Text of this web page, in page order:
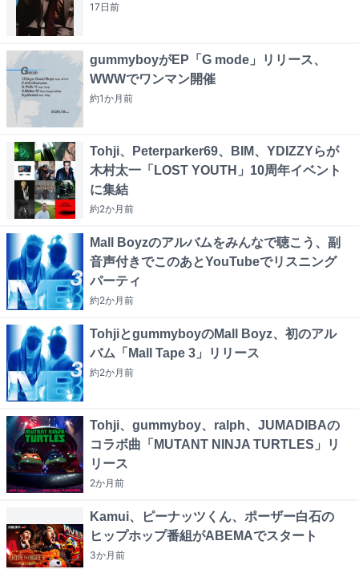
17日前
gummyboyがEP「G mode」リリース、
WWWでワンマン開催
約1か月前
Tohji、Peterparker69、BIM、YDIZZYらが
木村太一「LOST YOUTH」10周年イベント
に集結
約2か月前
Mall Boyzのアルバムをみんなで聴こう、副
音声付きでこのあとYouTubeでリスニング
パーティ
約2か月前
TohjiとgummyboyのMall Boyz、初のアル
バム「Mall Tape 3」リリース
約2か月前
Tohji、gummyboy、ralph、JUMADIBAの
コラボ曲「MUTANT NINJA TURTLES」リ
リース
2か月前
Kamui、ピーナッツくん、ポーザー白石の
ヒップホップ番組がABEMAでスタート
3か月前